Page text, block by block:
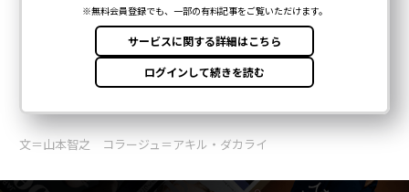
文＝山本智之 コラージュ＝アキル・ダカライ